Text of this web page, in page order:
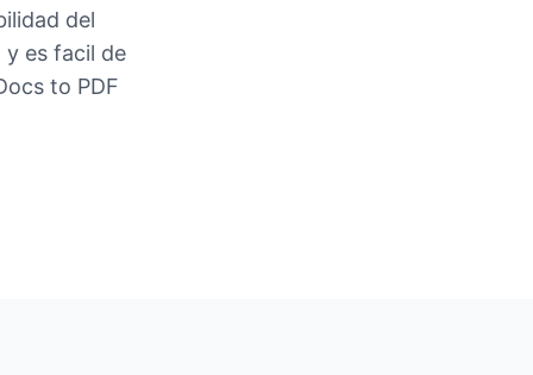
del
es facil de
to PDF